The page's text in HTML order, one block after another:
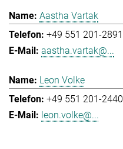
Aastha Vartak
+49 551 201-2891
aastha.vartak@...
Leon Volke
+49 551 201-2440
leon.volke@...